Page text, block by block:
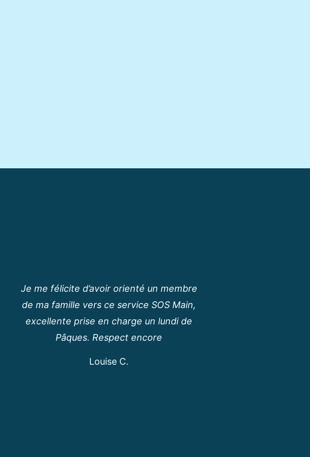
Je me félicite d’avoir orienté un membre
de ma famille vers ce service SOS Main,
excellente prise en charge un lundi de
Pâques. Respect encore
Louise C.